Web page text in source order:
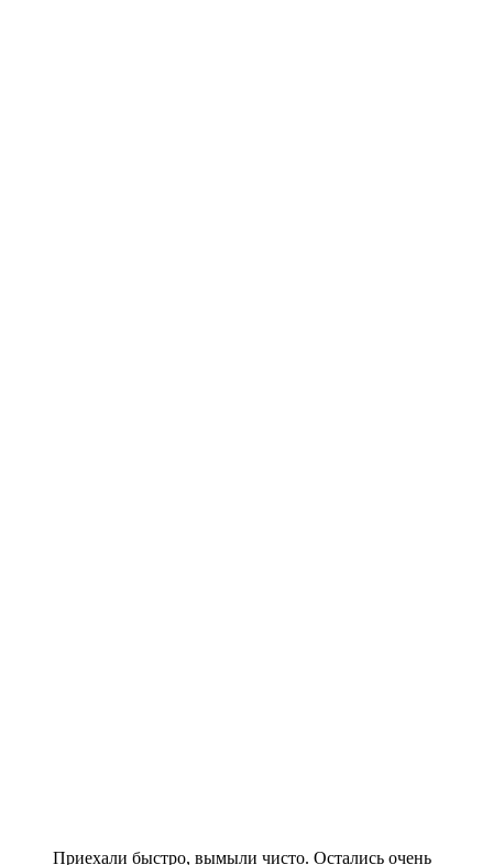
Приехали быстро, вымыли чисто. Остались очень